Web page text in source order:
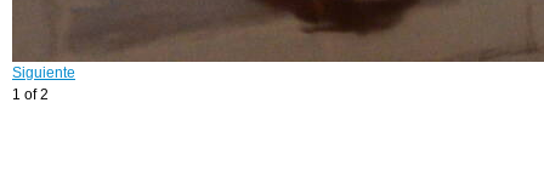
Siguiente
1 of 2